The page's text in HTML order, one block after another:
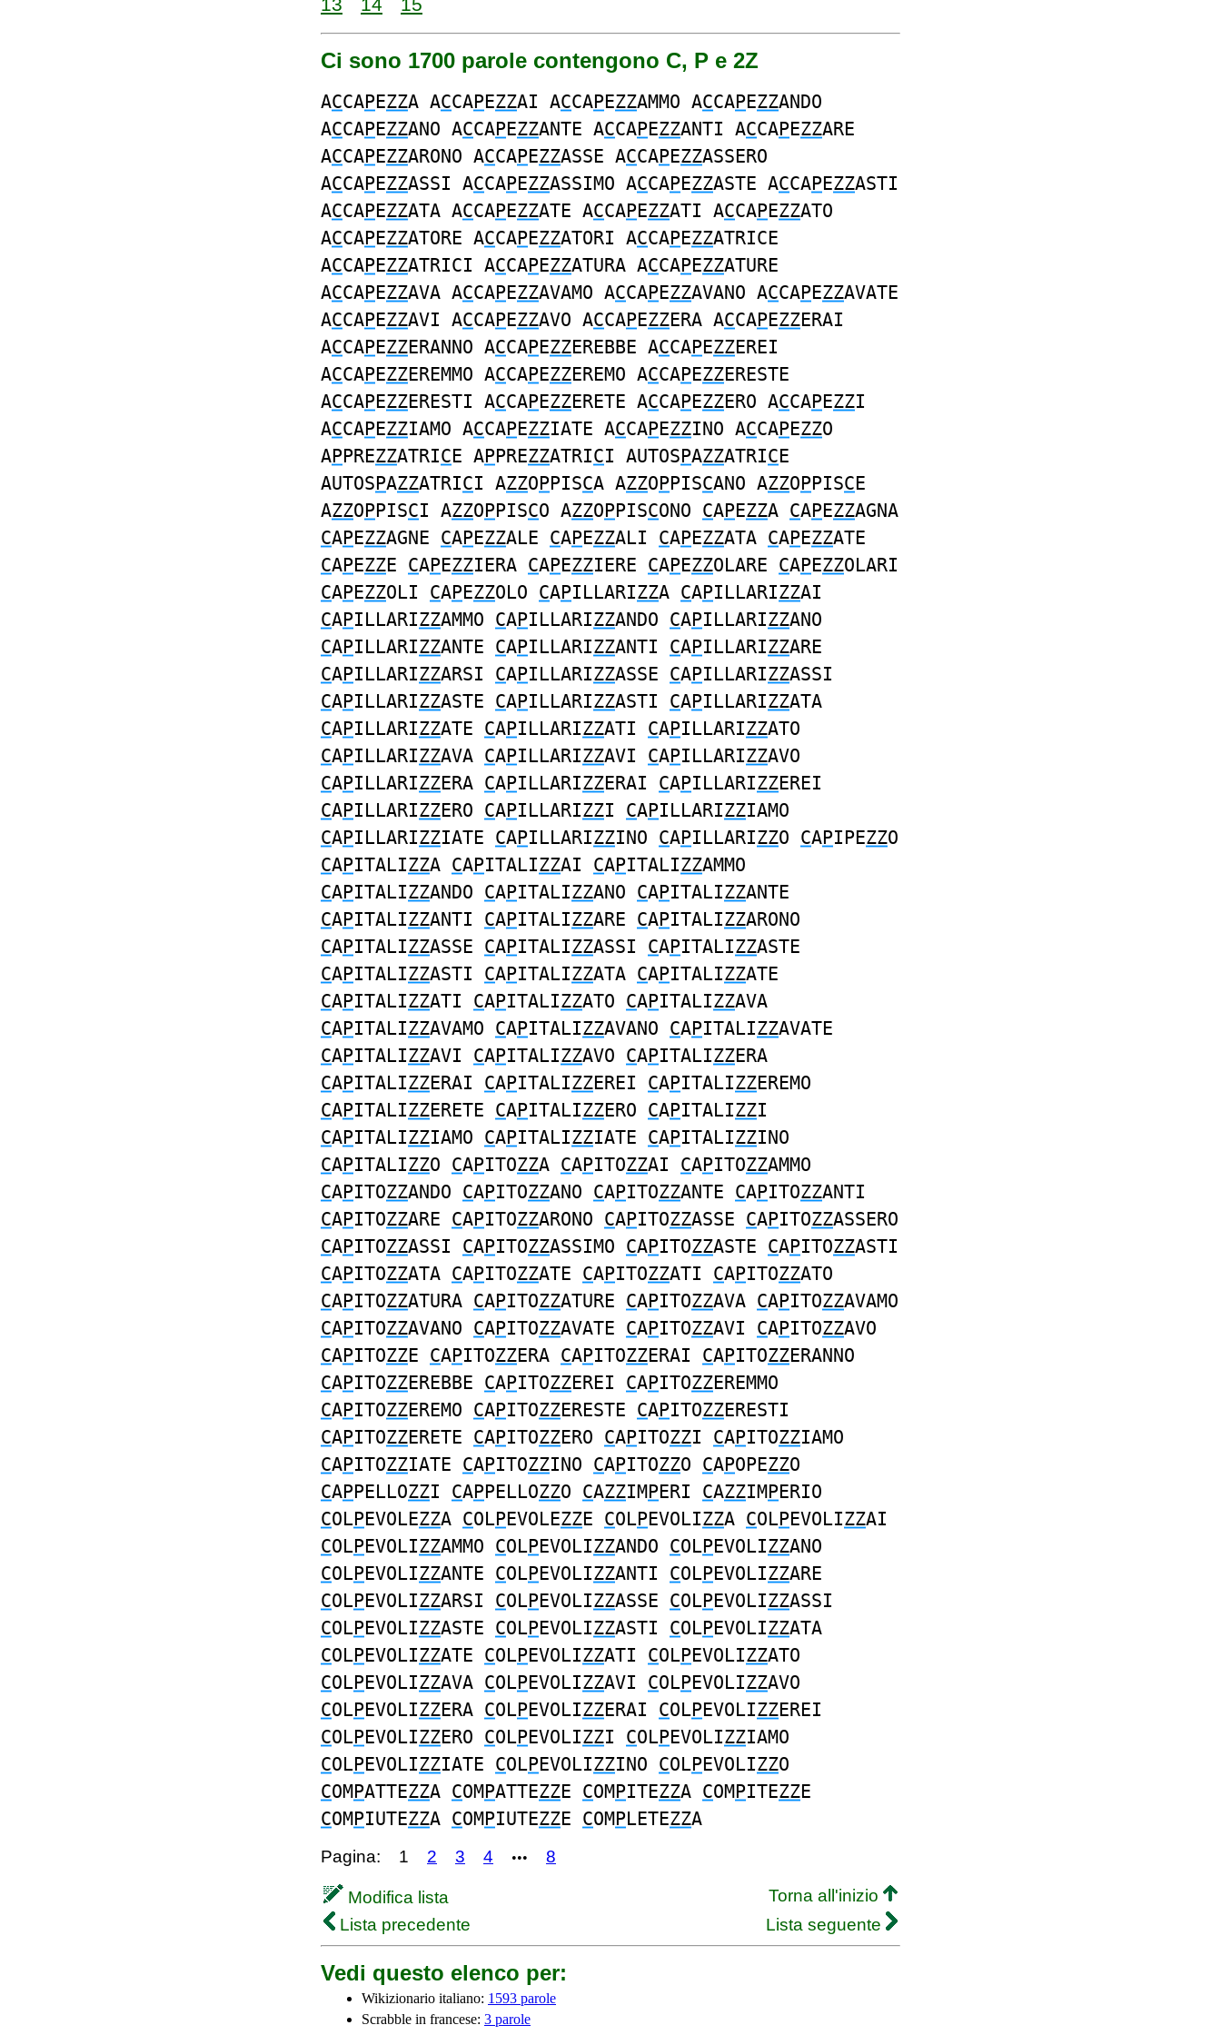
Ci sono 1700 parole contengono C, P e 2Z
ACCAPEZZA ACCAPEZZAI ACCAPEZZAMMO ACCAPEZZANDO
ACCAPEZZANO ACCAPEZZANTE ACCAPEZZANTI ACCAPEZZARE
ACCAPEZZARONO ACCAPEZZASSE ACCAPEZZASSERO
ACCAPEZZASSI ACCAPEZZASSIMO ACCAPEZZASTE ACCAPEZZASTI
ACCAPEZZATA ACCAPEZZATE ACCAPEZZATI ACCAPEZZATO
ACCAPEZZATORE ACCAPEZZATORI ACCAPEZZATRICE
ACCAPEZZATRICI ACCAPEZZATURA ACCAPEZZATURE
ACCAPEZZAVA ACCAPEZZAVAMO ACCAPEZZAVANO ACCAPEZZAVATE
ACCAPEZZAVI ACCAPEZZAVO ACCAPEZZERA ACCAPEZZERAI
ACCAPEZZERANNO ACCAPEZZEREBBE ACCAPEZZEREI
ACCAPEZZEREMMO ACCAPEZZEREMO ACCAPEZZERESTE
ACCAPEZZERESTI ACCAPEZZERETE ACCAPEZZERO ACCAPEZZI
ACCAPEZZIAMO ACCAPEZZIATE ACCAPEZZINO ACCAPEZZO
APPREZZATRICE APPREZZATRICI AUTOSPAZZATRICE
AUTOSPAZZATRICI AZZOPPISCA AZZOPPISCANO AZZOPPISCE
AZZOPPISCI AZZOPPISCO AZZOPPISCONO CAPEZZA CAPEZZAGNA
CAPEZZAGNE CAPEZZALE CAPEZZALI CAPEZZATA CAPEZZATE
CAPEZZE CAPEZZIERA CAPEZZIERE CAPEZZOLARE CAPEZZOLARI
CAPEZZOLI CAPEZZOLO CAPILLARIZZA CAPILLARIZZAI
CAPILLARIZZAMMO CAPILLARIZZANDO CAPILLARIZZANO
CAPILLARIZZANTE CAPILLARIZZANTI CAPILLARIZZARE
CAPILLARIZZARSI CAPILLARIZZASSE CAPILLARIZZASSI
CAPILLARIZZASTE CAPILLARIZZASTI CAPILLARIZZATA
CAPILLARIZZATE CAPILLARIZZATI CAPILLARIZZATO
CAPILLARIZZAVA CAPILLARIZZAVI CAPILLARIZZAVO
CAPILLARIZZERA CAPILLARIZZERAI CAPILLARIZZEREI
CAPILLARIZZERO CAPILLARIZZI CAPILLARIZZIAMO
CAPILLARIZZIATE CAPILLARIZZINO CAPILLARIZZO CAPIPEZZO
CAPITALIZZA CAPITALIZZAI CAPITALIZZAMMO
CAPITALIZZANDO CAPITALIZZANO CAPITALIZZANTE
CAPITALIZZANTI CAPITALIZZARE CAPITALIZZARONO
CAPITALIZZASSE CAPITALIZZASSI CAPITALIZZASTE
CAPITALIZZASTI CAPITALIZZATA CAPITALIZZATE
CAPITALIZZATI CAPITALIZZATO CAPITALIZZAVA
CAPITALIZZAVAMO CAPITALIZZAVANO CAPITALIZZAVATE
CAPITALIZZAVI CAPITALIZZAVO CAPITALIZZERA
CAPITALIZZERAI CAPITALIZZEREI CAPITALIZZEREMO
CAPITALIZZERETE CAPITALIZZERO CAPITALIZZI
CAPITALIZZIAMO CAPITALIZZIATE CAPITALIZZINO
CAPITALIZZO CAPITOZZA CAPITOZZAI CAPITOZZAMMO
CAPITOZZANDO CAPITOZZANO CAPITOZZANTE CAPITOZZANTI
CAPITOZZARE CAPITOZZARONO CAPITOZZASSE CAPITOZZASSERO
CAPITOZZASSI CAPITOZZASSIMO CAPITOZZASTE CAPITOZZASTI
CAPITOZZATA CAPITOZZATE CAPITOZZATI CAPITOZZATO
CAPITOZZATURA CAPITOZZATURE CAPITOZZAVA CAPITOZZAVAMO
CAPITOZZAVANO CAPITOZZAVATE CAPITOZZAVI CAPITOZZAVO
CAPITOZZE CAPITOZZERA CAPITOZZERAI CAPITOZZERANNO
CAPITOZZEREBBE CAPITOZZEREI CAPITOZZEREMMO
CAPITOZZEREMO CAPITOZZERESTE CAPITOZZERESTI
CAPITOZZERETE CAPITOZZERO CAPITOZZI CAPITOZZIAMO
CAPITOZZIATE CAPITOZZINO CAPITOZZO CAPOPEZZO
CAPPELLOZZI CAPPELLOZZO CAZZIMPERI CAZZIMPERIO
COLPEVOLEZZA COLPEVOLEZZE COLPEVOLIZZA COLPEVOLIZZAI
COLPEVOLIZZAMMO COLPEVOLIZZANDO COLPEVOLIZZANO
COLPEVOLIZZANTE COLPEVOLIZZANTI COLPEVOLIZZARE
COLPEVOLIZZARSI COLPEVOLIZZASSE COLPEVOLIZZASSI
COLPEVOLIZZASTE COLPEVOLIZZASTI COLPEVOLIZZATA
COLPEVOLIZZATE COLPEVOLIZZATI COLPEVOLIZZATO
COLPEVOLIZZAVA COLPEVOLIZZAVI COLPEVOLIZZAVO
COLPEVOLIZZERA COLPEVOLIZZERAI COLPEVOLIZZEREI
COLPEVOLIZZERO COLPEVOLIZZI COLPEVOLIZZIAMO
COLPEVOLIZZIATE COLPEVOLIZZINO COLPEVOLIZZO
COMPATTEZZA COMPATTEZZE COMPITEZZA COMPITEZZE
COMPIUTEZZA COMPIUTEZZE COMPLETEZZA
Pagina: 1 2 3 4 ••• 8
Modifica lista
Torna all'inizio
Lista precedente
Lista seguente
Vedi questo elenco per:
Wikizionario italiano: 1593 parole
Scrabble in francese: 3 parole